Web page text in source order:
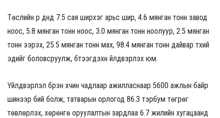
Төслийн үр дүнд 7.5 сая ширхэг арьс шир, 4.6 мянган тонн завод
ноос, 5.8 мянган тонн ноос, 3.0 мянган тонн ноолуур, 2.5 мянган
тонн ээрэх, 25.5 мянган тонн мах, 98.4 мянган тонн дайвар түүхий
эдийг боловсруулж, бүтээгдэхүүн үйлдвэрлэх юм.
Үйлдвэрлэл бүрэн хүчин чадлаар ажилласнаар 5600 ажлын байр
шинээр бий болж, татварын орлогод 86.3 тэрбум төгрөг
төвлөрүүлэх, хөрөнгө оруулалтын зардлаа 6.7 жилийн хугацаанд